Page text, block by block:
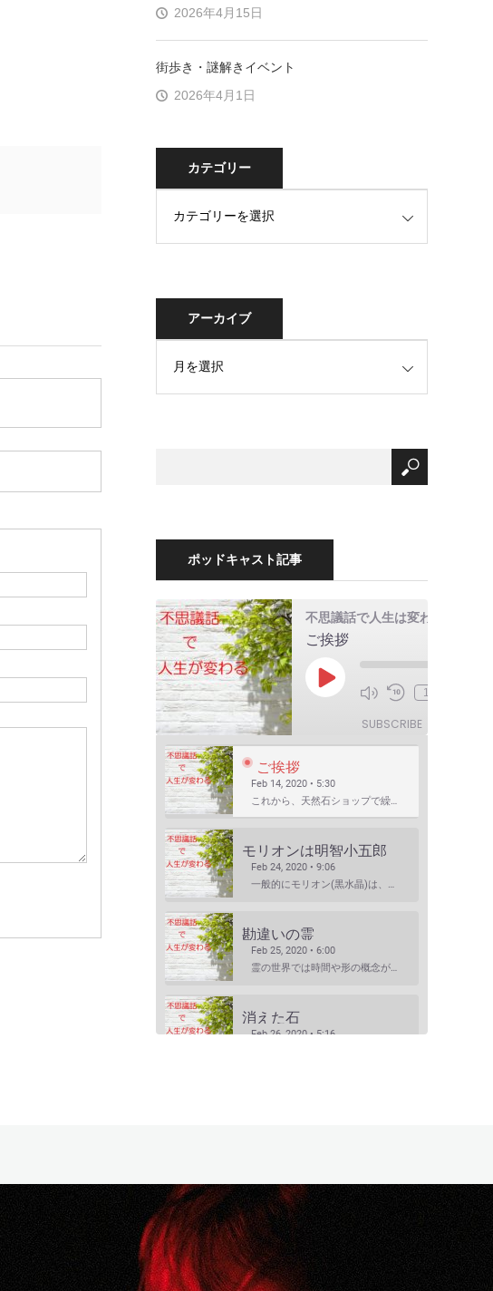
2026年4月15日
街歩き・謎解きイベント
2026年4月1日
カテゴリー
アーカイブ
ポッドキャスト記事
不思議話で人生は変わる
ご挨拶
Play
Episode
1x
SUBSCRIBE
ご挨拶
Feb 14, 2020 • 5:30
これから、天然石ショップで繰り広げられる不思議話を配信してゆきます。 まずは自己紹介を含めたご挨拶か…
モリオンは明智小五郎
Feb 24, 2020 • 9:06
一般的にモリオン(黒水晶)は、邪気払い、協力な魔除けと言われていますが、意外な側面もあるのです・・・…
勘違いの霊
Feb 25, 2020 • 6:00
霊の世界では時間や形の概念がないといます。 それもまた不便なもんだと思います・・・ ※内容は普段配信…
消えた石
Feb 26, 2020 • 5:16
とんびの恩返し
Mar 7, 2020 • 7:08
Feb 29, 2020 • 6:27